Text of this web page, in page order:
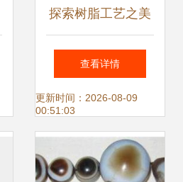
探索树脂工艺之美
水晶球音乐盒与创
意家居摆件的批发
采购指南
查看详情
更新时间：2026-08-09
00:51:03